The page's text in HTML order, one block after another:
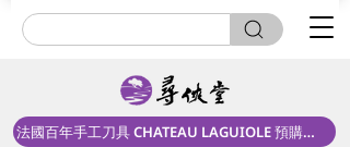
法國百年手工刀具 CHATEAU LAGUIOLE 預購中！